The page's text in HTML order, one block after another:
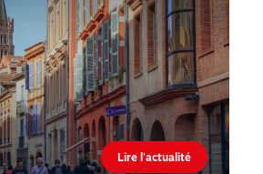
Lire l'actualité